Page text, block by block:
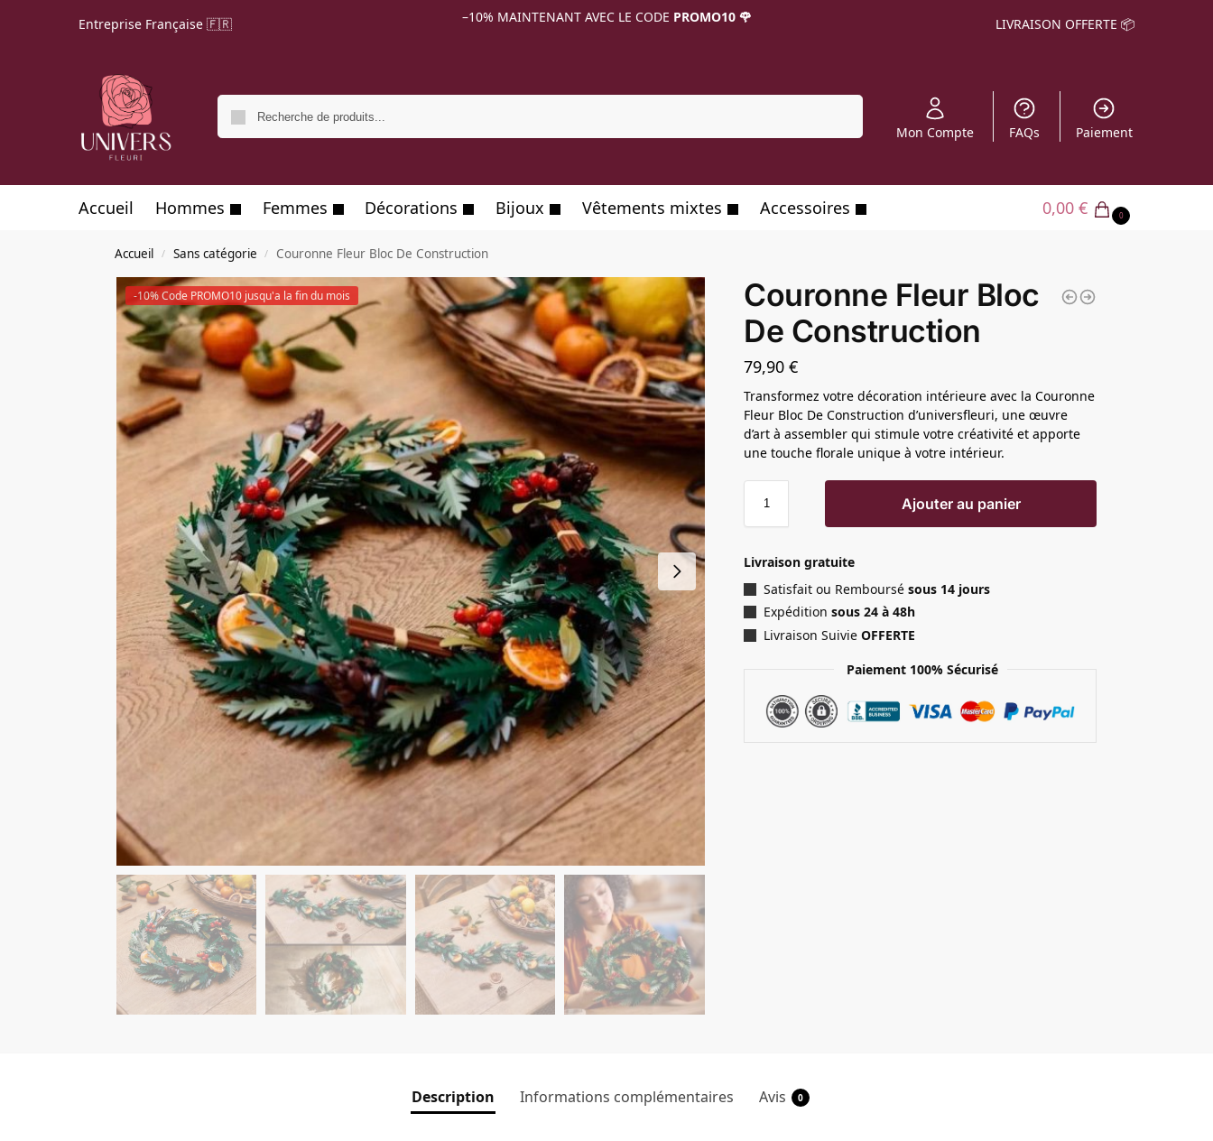
Entreprise Française 🇫🇷 –10% MAINTENANT AVEC LE CODE PROMO10 🌹 LIVRAISON OFFERTE 📦
Mon Compte FAQs Paiement
Accueil Hommes Femmes Décorations Bijoux Vêtements mixtes Accessoires 0,00 € 0
Accueil / Sans catégorie / Couronne Fleur Bloc De Construction
-10% Code PROMO10 jusqu'a la fin du mois
Couronne Fleur Bloc
De Construction
79,90€
Transformez votre décoration intérieure avec la Couronne
Fleur Bloc De Construction d’universfleuri, une œuvre
d’art à assembler qui stimule votre créativité et apporte
une touche florale unique à votre intérieur.
Ajouter au panier
Livraison gratuite
Satisfait ou Remboursésous 14 jours
Expédition sous 24 à 48h
Livraison SuivieOFFERTE
Paiement 100% Sécurisé
Description Informations complémentaires Avis 0